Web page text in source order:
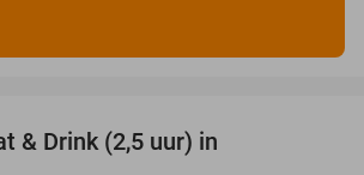
& Drink (2,5 uur) in